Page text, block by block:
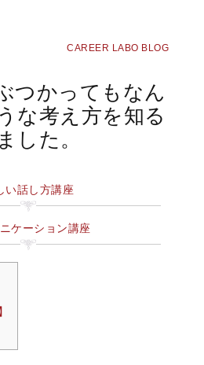
CAREER LABO BLOG
つかってもなん
な考え方を知る
した。
い話し方講座
ケーション講座